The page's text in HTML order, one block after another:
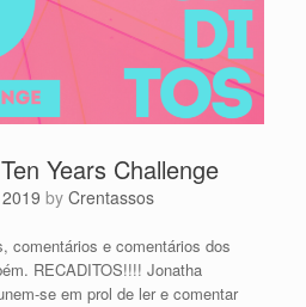
Years Challenge
by Crentassos
comentários e comentários dos
RECADITOS!!!! Jonatha
se em prol de ler e comentar